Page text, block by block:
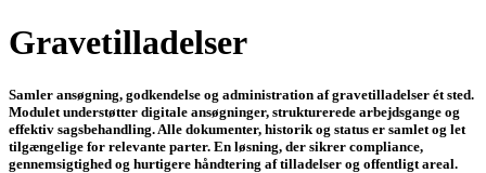
Gravetilladelser
Samler ansøgning, godkendelse og administration af gravetilladelser ét sted.
Modulet understøtter digitale ansøgninger, strukturerede arbejdsgange og
effektiv sagsbehandling. Alle dokumenter, historik og status er samlet og let
tilgængelige for relevante parter. En løsning, der sikrer compliance,
gennemsigtighed og hurtigere håndtering af tilladelser og offentligt areal.